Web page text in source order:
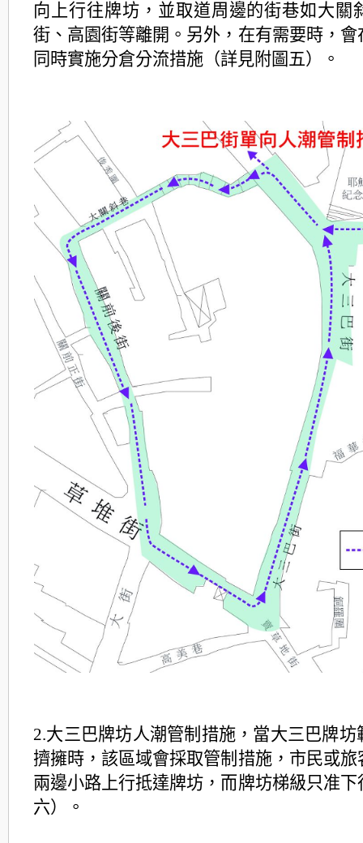
向上行往牌坊，並取道周邊的街巷如大關
街、高園街等離開。另外，在有需要時，會
同時實施分倉分流措施（詳見附圖五）。
2.大三巴牌坊人潮管制措施，當大三巴牌坊
擠擁時，該區域會採取管制措施，市民或旅
兩邊小路上行抵達牌坊，而牌坊梯級只准下
六）。